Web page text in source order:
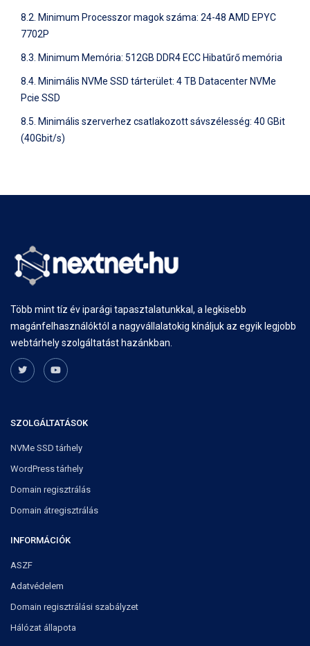
8.2. Minimum Processzor magok száma: 24-48 AMD EPYC
7702P
8.3. Minimum Memória: 512GB DDR4 ECC Hibatűrő memória
8.4. Minimális NVMe SSD tárterület: 4 TB Datacenter NVMe
Pcie SSD
8.5. Minimális szerverhez csatlakozott sávszélesség: 40 GBit
(40Gbit/s)
Több mint tíz év iparági tapasztalatunkkal, a legkisebb
magánfelhasználóktól a nagyvállalatokig kínáljuk az egyik legjobb
webtárhely szolgáltatást hazánkban.
SZOLGÁLTATÁSOK
NVMe SSD tárhely
WordPress tárhely
Domain regisztrálás
Domain átregisztrálás
INFORMÁCIÓK
ASZF
Adatvédelem
Domain regisztrálási szabályzet
Hálózat állapota